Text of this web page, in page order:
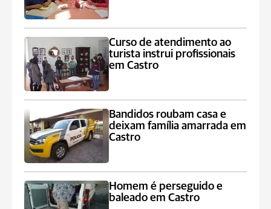
Curso de atendimento ao
turista instrui profissionais
em Castro
Bandidos roubam casa e
deixam família amarrada em
Castro
Homem é perseguido e
baleado em Castro